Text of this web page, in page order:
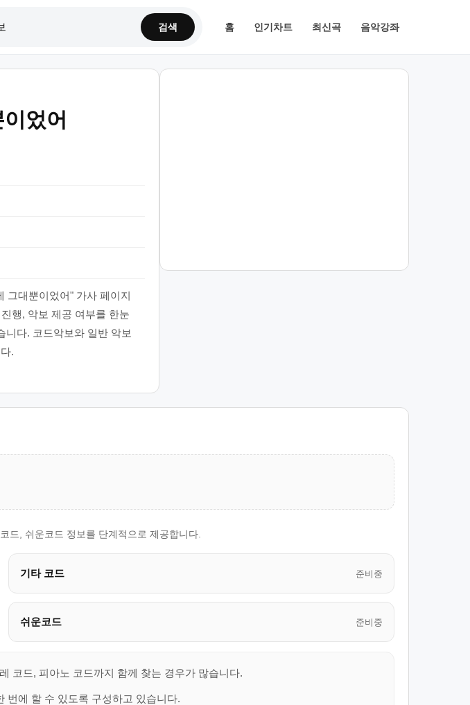
검색 홈 인기차트 최신곡 음악강좌
었어
그대뿐이었어" 가사 페이지
행, 악보 제공 여부를 한눈
니다. 코드악보와 일반 악보
.
드, 쉬운코드 정보를 단계적으로 제공합니다.
기타 코드 준비중
쉬운코드 준비중
코드, 피아노 코드까지 함께 찾는 경우가 많습니다.
번에 할 수 있도록 구성하고 있습니다.